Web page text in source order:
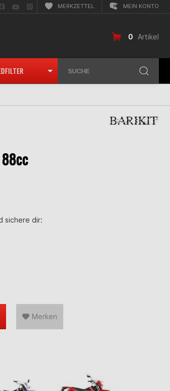
Folge
uns
Folge
uns
Folge
uns
MERKZETTEL MEIN KONTO
0 Artikel
SUCHE
sichere dir:
Merken